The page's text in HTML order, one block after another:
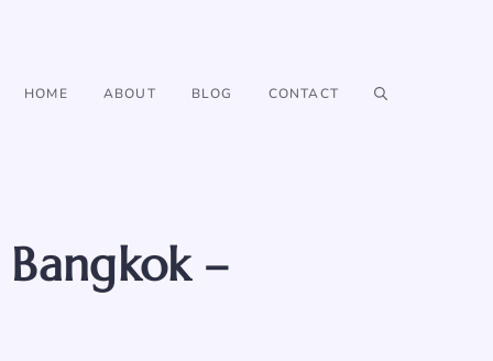
HOME ABOUT BLOG CONTACT
–